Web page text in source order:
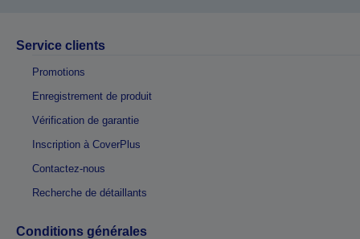
Service clients
Promotions
Enregistrement de produit
Vérification de garantie
Inscription à CoverPlus
Contactez-nous
Recherche de détaillants
Conditions générales